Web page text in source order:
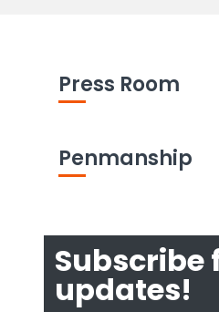
Press Room
Penmanship
Subscribe
updates!